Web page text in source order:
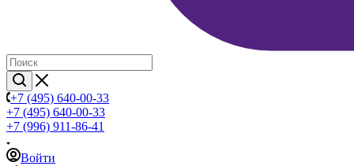
+7 (495) 640-00-33
+7 (495) 640-00-33
+7 (996) 911-86-41
Войти